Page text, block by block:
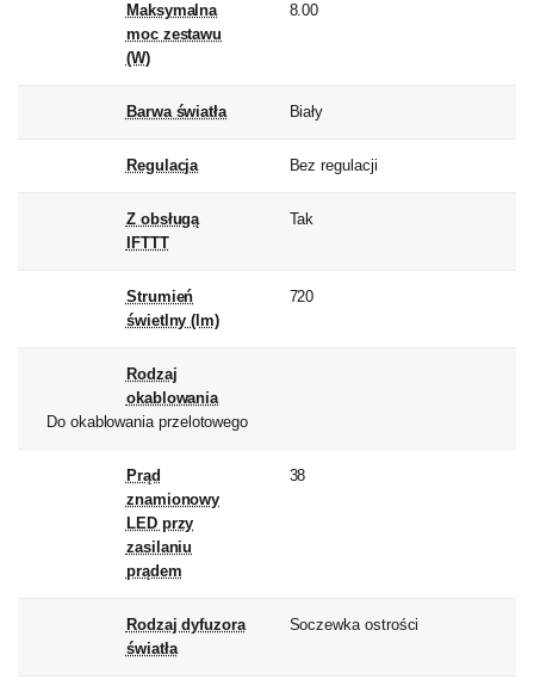
Maksymalna
moc zestawu
(W)
8.00
Barwa światła Biały
Regulacja Bez regulacji
Z obsługą
IFTTT
Tak
Strumień
świetlny (lm)
720
Rodzaj
okablowania
Do okablowania przelotowego
Prąd
znamionowy
LED przy
zasilaniu
prądem
38
Rodzaj dyfuzora
światła
Soczewka ostrości